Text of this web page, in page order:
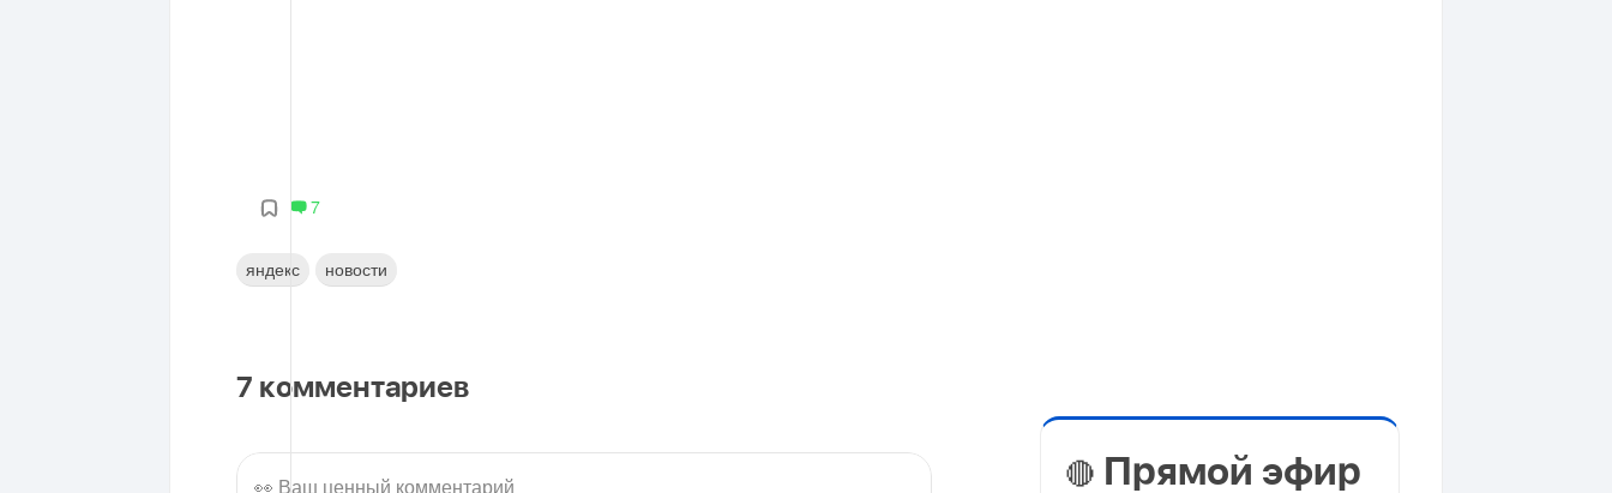
7
яндекс новости
7 комментариев
🔴 Прямой эфир